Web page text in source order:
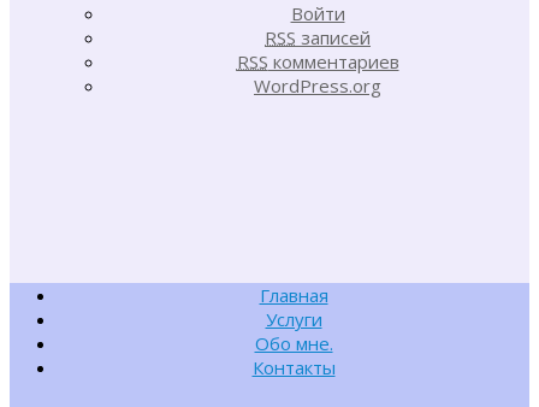
Войти
RSS записей
RSS комментариев
WordPress.org
Главная
Услуги
Обо мне.
Контакты